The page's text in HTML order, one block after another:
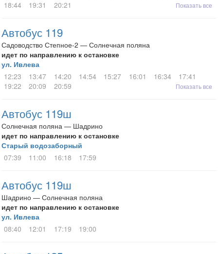
18:44
19:31 20:21 Показать все
Автобус 119
Садоводство Степное-2 — Солнечная поляна
идет по направлению к остановке
ул. Ивлева
12:23
13:47 14:20 14:54 15:27 16:01 16:34
17:41
19:22
20:09 20:59 Показать все
Автобус 119ш
Солнечная поляна — Шадрино
идет по направлению к остановке
Старый водозаборный
07:39
11:00 16:18 17:59
Автобус 119ш
Шадрино — Солнечная поляна
идет по направлению к остановке
ул. Ивлева
08:40
12:01 17:19 19:00